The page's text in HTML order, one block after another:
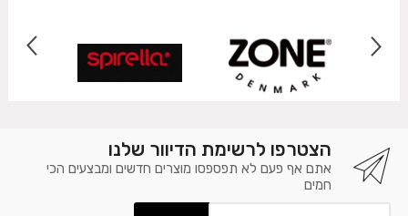
הצטרפו לרשימת הדיוור שלנו
אתם אף פעם לא תפספסו מוצרים חדשים ומבצעים הכי
חמים